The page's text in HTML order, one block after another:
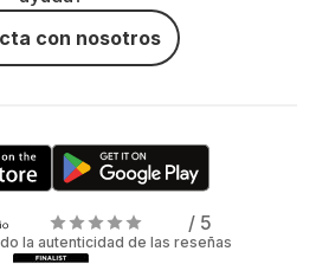
con nosotros
/ 5
la autenticidad de las reseñas